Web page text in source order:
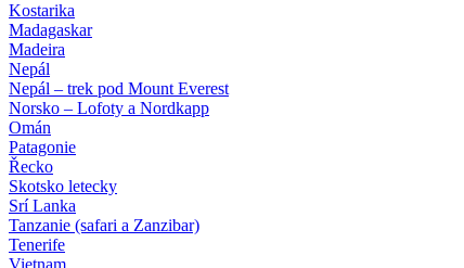
Kostarika
Madagaskar
Madeira
Nepál
Nepál – trek pod Mount Everest
Norsko – Lofoty a Nordkapp
Omán
Patagonie
Řecko
Skotsko letecky
Srí Lanka
Tanzanie (safari a Zanzibar)
Tenerife
Vietnam